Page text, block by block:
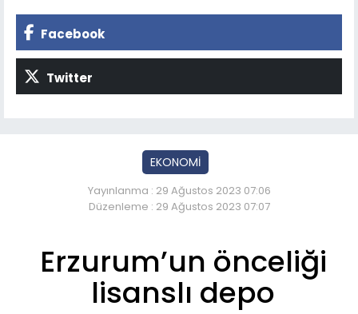
Facebook
Twitter
EKONOMİ
Yayınlanma : 29 Ağustos 2023 07:06
Düzenleme : 29 Ağustos 2023 07:07
Erzurum’un önceliği
lisanslı depo